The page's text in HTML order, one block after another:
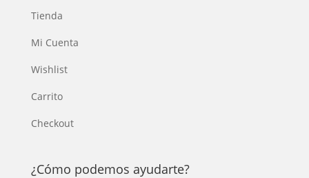
Tienda
Mi Cuenta
Wishlist
Carrito
Checkout
¿Cómo podemos ayudarte?